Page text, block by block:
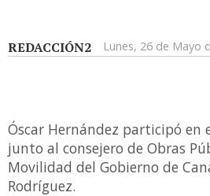
REDACCIÓN2 Lunes, 26 de Mayo
Óscar Hernández participó en
junto al consejero de Obras
Movilidad del Gobierno de
Rodríguez.